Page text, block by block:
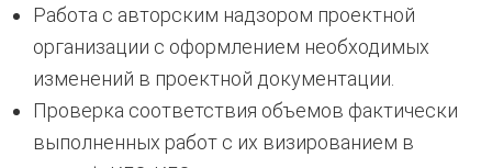
Работа с авторским надзором проектной
организации с оформлением необходимых
изменений в проектной документации.
Проверка соответствия объемов фактически
выполненных работ с их визированием в